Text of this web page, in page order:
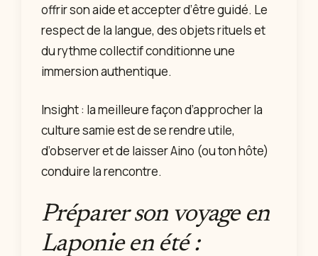
offrir son aide et accepter d’être guidé. Le
respect de la langue, des objets rituels et
du rythme collectif conditionne une
immersion authentique.
Insight : la meilleure façon d’approcher la
culture samie est de se rendre utile,
d’observer et de laisser Aino (ou ton hôte)
conduire la rencontre.
Préparer son voyage en
Laponie en été :